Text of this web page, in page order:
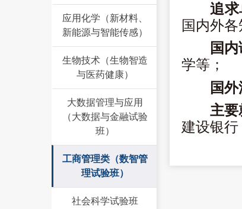
应用化学（新材料、
新能源与智能传感）
生物技术（生物智造
与医药健康）
大数据管理与应用
（大数据与金融试验
班）
工商管理类（数智管
理试验班）
社会科学试验班
追
国内外各
国
学等；
国
主要
建设银行